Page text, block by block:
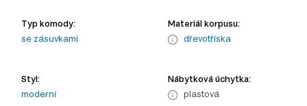
Typ komody:
se zásuvkami
Materiál korpusu:
dřevotříska
Styl:
moderní
Nábytková úchytka:
plastová